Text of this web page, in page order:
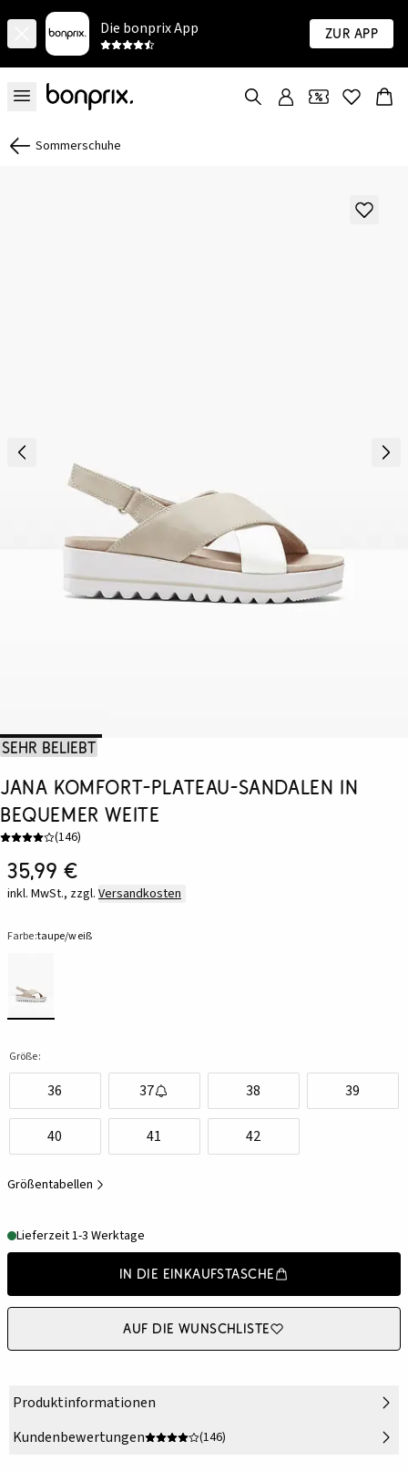
Die bonprix App Zur App
Sommerschuhe
Sehr beliebt
Jana Komfort-Plateau-Sandalen in
bequemer Weite
(146)
35,99 €
inkl. MwSt., zzgl. Versandkosten
Farbe:taupe/weiß
Größe:
36 37 38 39
40 41 42
Größentabellen
Lieferzeit 1-3 Werktage
In die Einkaufstasche
Auf die Wunschliste
Produktinformationen
Kundenbewertungen
(146)